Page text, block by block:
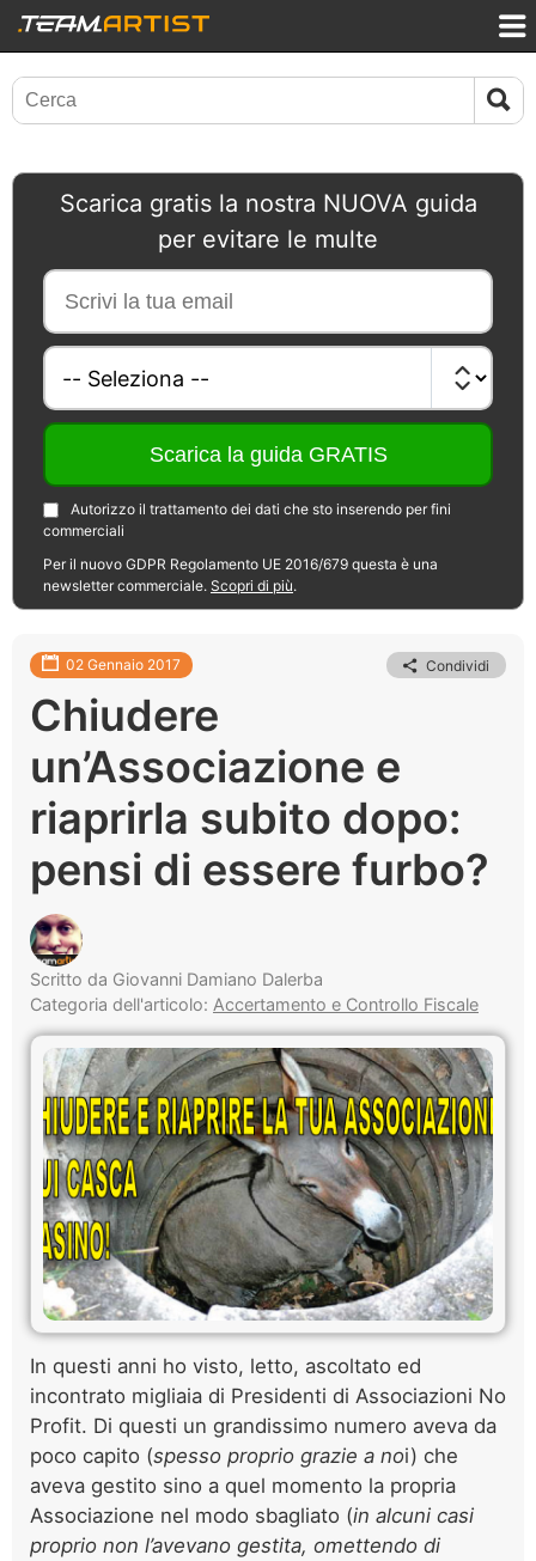
Scarica gratis la nostra NUOVA guida
per evitare le multe
Autorizzo il trattamento dei dati che sto inserendo per fini
commerciali
Per il nuovo GDPR Regolamento UE 2016/679 questa è una
newsletter commerciale. Scopri di più.
02 Gennaio 2017 Condividi
Chiudere
un’Associazione e
riaprirla subito dopo:
pensi di essere furbo?
Scritto da Giovanni Damiano Dalerba
Categoria dell'articolo: Accertamento e Controllo Fiscale
In questi anni ho visto, letto, ascoltato ed
incontrato migliaia di Presidenti di Associazioni No
Profit. Di questi un grandissimo numero aveva da
poco capito (spesso proprio grazie a noi) che
aveva gestito sino a quel momento la propria
Associazione nel modo sbagliato (in alcuni casi
proprio non l’avevano gestita, omettendo di